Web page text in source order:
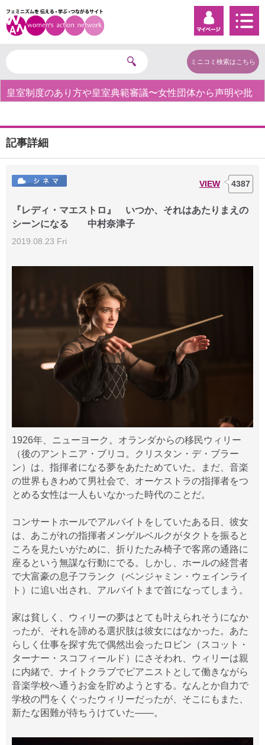
ミニコミ検索はこちら
皇室制度のあり方や皇室典範審議〜女性団体から声明や批
記事詳細
VIEW 4387
『レディ・マエストロ』 いつか、それはあたりまえの
シーンになる 中村奈津子
2019.08.23 Fri
1926年、ニューヨーク。オランダからの移民ウィリー
（後のアントニア・ブリコ。クリスタン・デ・ブラー
ン）は、指揮者になる夢をあたためていた。まだ、音楽
の世界もきわめて男社会で、オーケストラの指揮者をつ
とめる女性は一人もいなかった時代のことだ。
コンサートホールでアルバイトをしていたある日、彼女
は、あこがれの指揮者メンゲルベルクがタクトを振ると
ころを見たいがために、折りたたみ椅子で客席の通路に
座るという無謀な行動にでる。しかし、ホールの経営者
で大富豪の息子フランク（ベンジャミン・ウェインライ
ト）に追い出され、アルバイトまで首になってしまう。
家は貧しく、ウィリーの夢はとても叶えられそうになか
ったが、それを諦める選択肢は彼女にはなかった。あた
らしく仕事を探す先で偶然出会ったロビン（スコット・
ターナー・スコフィールド）にさそわれ、ウィリーは親
に内緒で、ナイトクラブでピアニストとして働きながら
音楽学校へ通うお金を貯めようとする。なんとか自力で
学校の門をくぐったウィリーだったが、そこにもまた、
新たな困難が待ちうけていた――。